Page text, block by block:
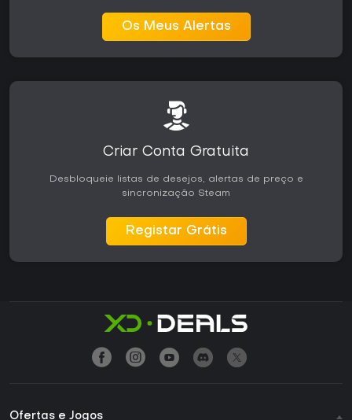
Os Meus Alertas
Criar Conta Gratuita
Desbloqueie listas de desejos, alertas de preço e
sincronização Steam
Registar Grátis
Ofertas e Jogos